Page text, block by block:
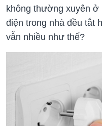
không thường xuyên ở
điện trong nhà đều tắt
vẫn nhiều như thế?